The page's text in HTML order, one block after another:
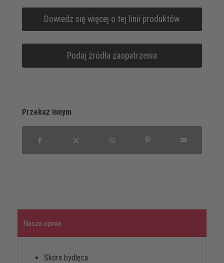
Dowiedz się więcej o tej linii produktów
Podaj źródła zaopatrzenia
Przekaz innym
Nasza opinia
Skóra bydlęca